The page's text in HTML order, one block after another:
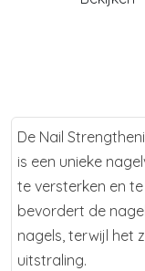
De Nail
is een unieke
te versterken en
bevordert de
nagels, terwijl het
uitstraling.